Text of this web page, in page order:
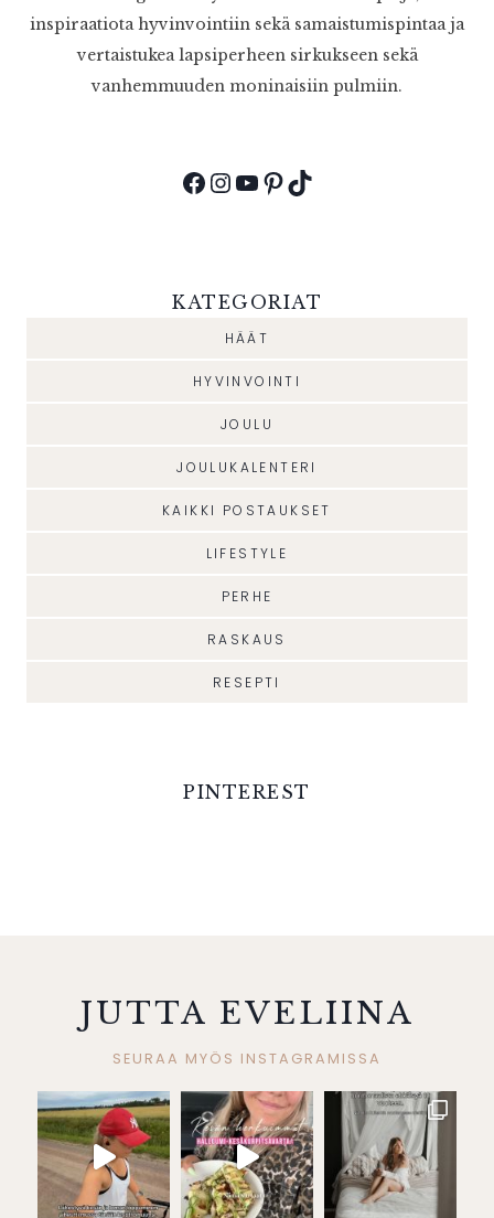
inspiraatiota hyvinvointiin sekä samaistumispintaa ja
vertaistukea lapsiperheen sirkukseen sekä
vanhemmuuden moninaisiin pulmiin.
Facebook
Instagram
YouTube
Pinterest
TikTok
KATEGORIAT
HÄÄT
HYVINVOINTI
JOULU
JOULUKALENTERI
KAIKKI POSTAUKSET
LIFESTYLE
PERHE
RASKAUS
RESEPTI
PINTEREST
JUTTA EVELIINA
SEURAA MYÖS INSTAGRAMISSA